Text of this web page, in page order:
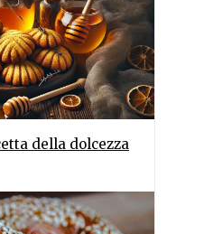
della dolcezza